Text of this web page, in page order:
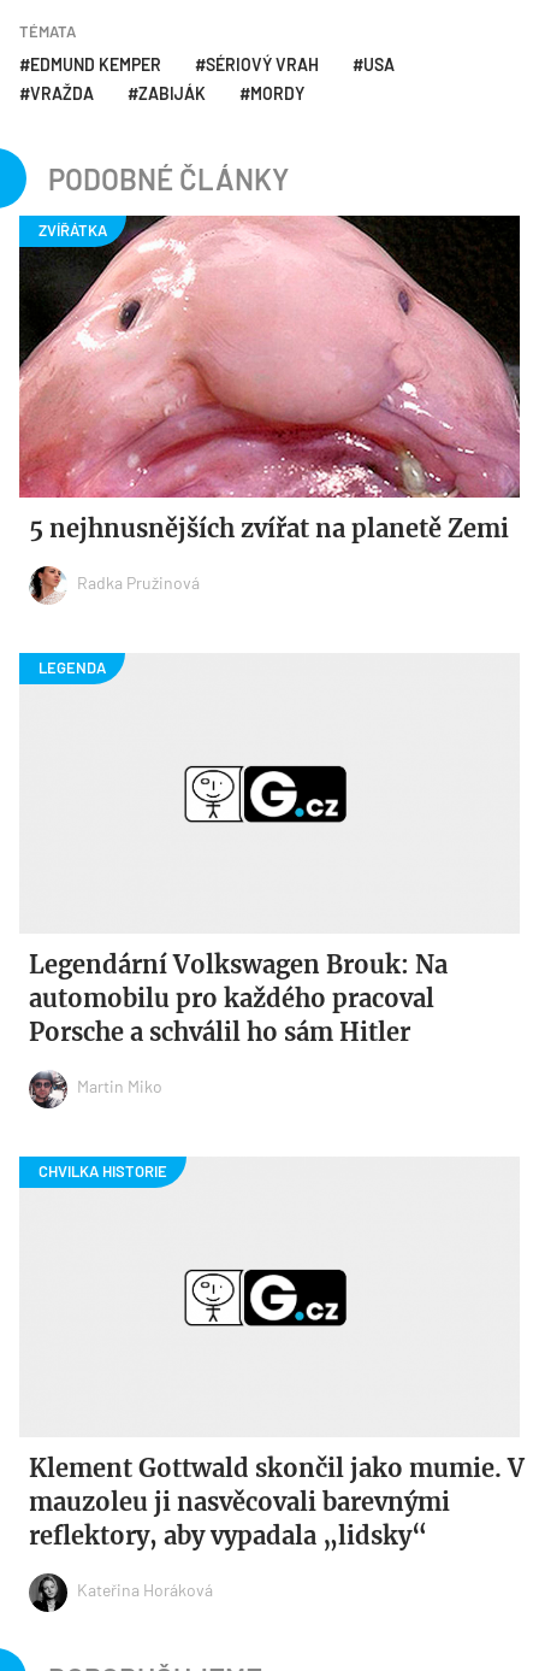
TÉMATA
EDMUND KEMPER SÉRIOVÝ VRAH
USA
VRAŽDA
ZABIJÁK MORDY
PODOBNÉ ČLÁNKY
5 nejhnusnějších zvířat na planetě Zemi
Radka Pružinová
Legendární Volkswagen Brouk: Na
automobilu pro každého pracoval
Porsche a schválil ho sám Hitler
Martin Miko
Klement Gottwald skončil jako mumie. V
mauzoleu ji nasvěcovali barevnými
reflektory, aby vypadala „lidsky“
Kateřina Horáková